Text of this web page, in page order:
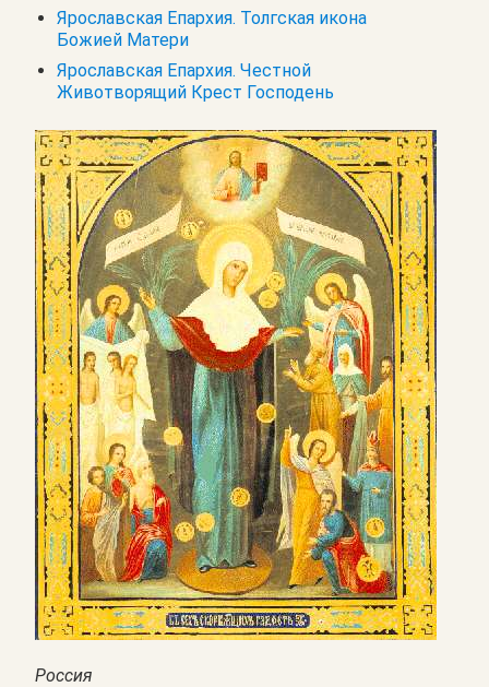
Ярославская Епархия. Толгская икона
Божией Матери
Ярославская Епархия. Честной
Животворящий Крест Господень
Россия